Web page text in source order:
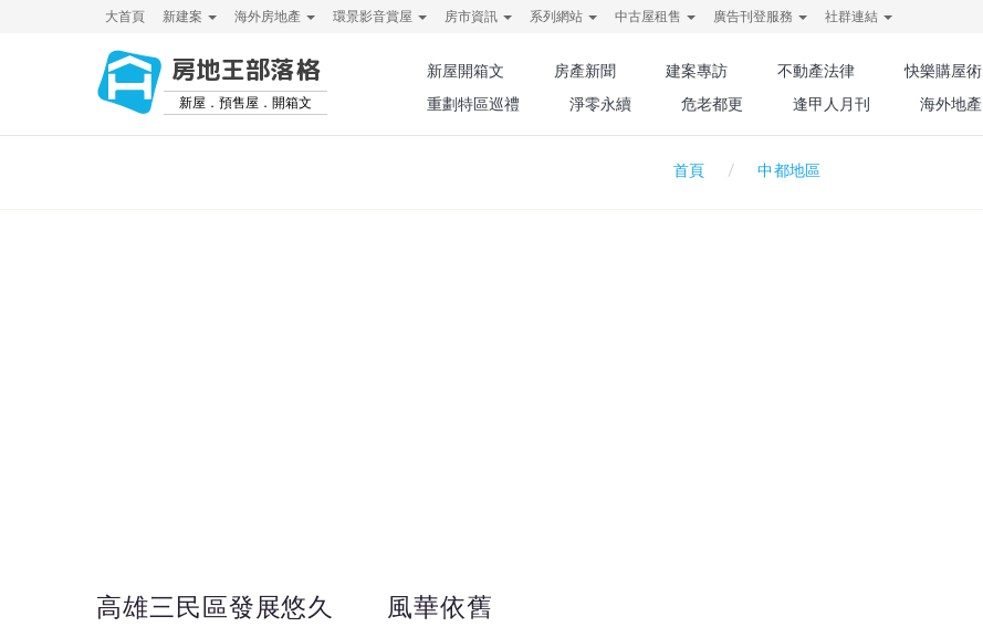
大首頁 新建案 海外房地產 環景影音賞屋 房市資訊 系列網站 中古屋租售 廣告刊登服務 社群連結
房地王部落格
新屋．預售屋．開箱文
新屋開箱文 房產新聞 建案專訪 不動產法律 快樂購屋術
重劃特區巡禮
淨零永續 危老都更 逢甲人月刊 海外地產
首頁 中都地區
高雄三民區發展悠久 風華依舊